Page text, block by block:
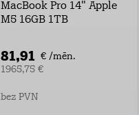
MacBook Pro 14" Apple
M5 16GB 1TB
81,91 € /mēn.
1965,75 €
bez PVN